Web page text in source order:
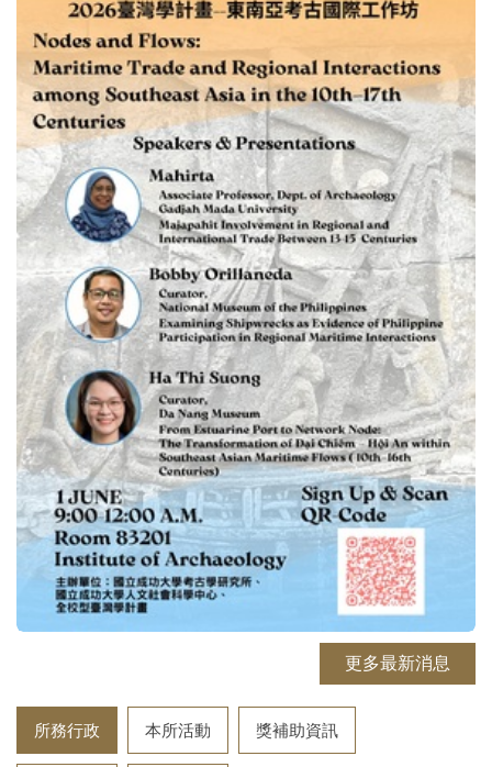
更多最新消息
所務行政 本所活動 獎補助資訊